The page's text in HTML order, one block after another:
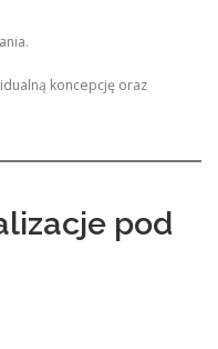
koncepcję oraz
pod